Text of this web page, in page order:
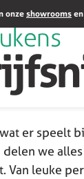
onze showrooms
er speelt
delen we
Van leuke